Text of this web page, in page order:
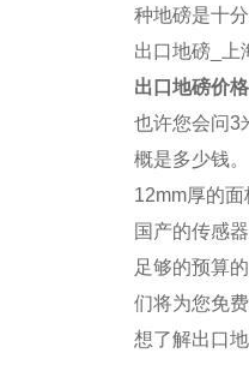
种地磅是十
出口地磅_上
出口地磅价
也许您会问3
概是多少钱
12mm厚的
国产的传感
足够的预算
们将为您免
想了解出口